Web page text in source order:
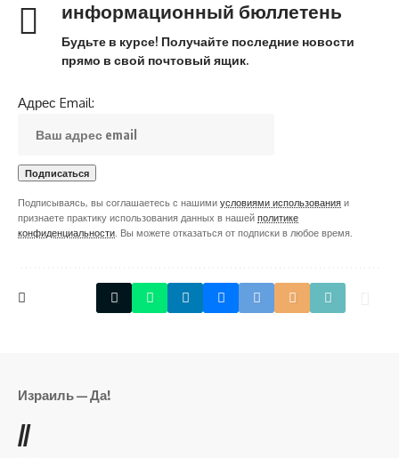
информационный бюллетень
Будьте в курсе! Получайте последние новости
прямо в свой почтовый ящик.
Адрес Email:
Подписываясь, вы соглашаетесь с нашими условиями использования и
признаете практику использования данных в нашей политике
конфиденциальности . Вы можете отказаться от подписки в любое время.
Израиль — Да!
//